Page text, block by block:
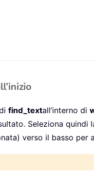
find_textall’interno di
Seleziona
verso il basso